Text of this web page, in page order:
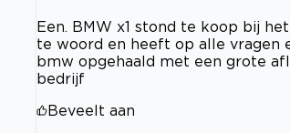
Een. BMW x1 stond te koop bij
te woord en heeft op alle vragen
bmw opgehaald met een grote
bedrijf
Beveelt aan